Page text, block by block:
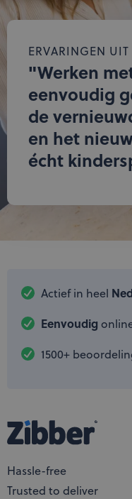
ERVARINGEN UIT
"Werken
eenvoudig
de
en het
écht
Actief in heel
Eenvoudig
1500+
Hassle-free
Trusted to deliver